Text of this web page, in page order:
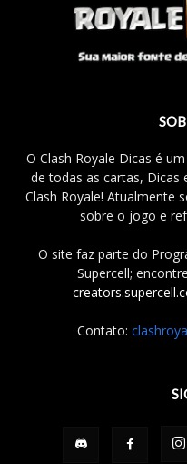
O Clash Royale Dicas é
de todas as cartas, Dicas
Clash Royale! Atualmente
sobre o jogo e
O site faz parte do
Supercell;
Contato: